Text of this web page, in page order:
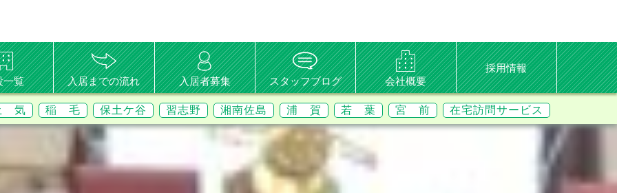
一覧 入居までの流れ 入居者募集 スタッフブログ 会社概要
採用情報
気 稲 毛 保土ケ谷 習志野 湘南佐島 浦 賀 若 葉 宮 前 在宅訪問サービス